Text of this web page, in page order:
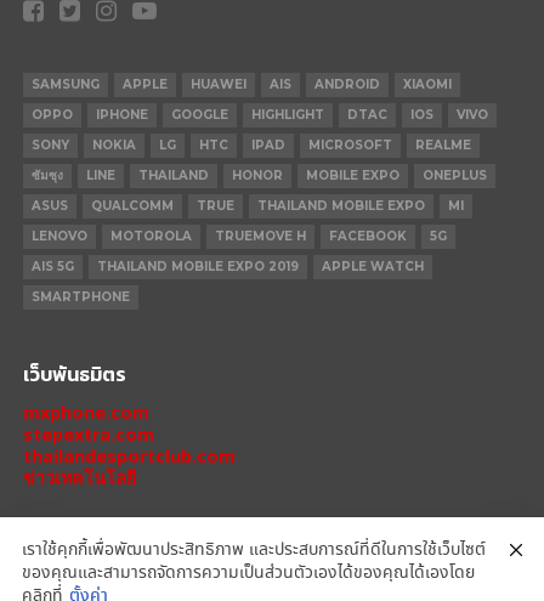
SAMSUNG APPLE HUAWEI AIS ANDROID
XIAOMI
OPPO
IPHONE GOOGLE HIGHLIGHT DTAC IOS
VIVO
SONY
NOKIA LG HTC IPAD MICROSOFT
REALME
ซัมซุง
LINE THAILAND HONOR MOBILE EXPO
ONEPLUS
ASUS
QUALCOMM TRUE THAILAND MOBILE EXPO
MI
LENOVO
MOTOROLA TRUEMOVE H FACEBOOK
5G
AIS 5G
THAILAND MOBILE EXPO 2019
APPLE WATCH
SMARTPHONE
เว็บพันธมิตร
mxphone.com
stepextra.com
thailandesportclub.com
ข่าวเทคโนโลยี
IPHONE 14 PRO
เราใช้คุกกี้เพื่อพัฒนาประสิทธิภาพ และประสบการณ์ที่ดีในการใช้เว็บไซต์
ของคุณและสามารถจัดการความเป็นส่วนตัวเองได้ของคุณได้เองโดย
คลิกที่ ตั้งค่า